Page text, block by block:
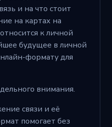
и на что стоит
на картах на
к личной
будущее в личной
формату для
внимания.
связи и её
помогает без